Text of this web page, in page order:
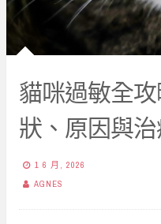
貓咪過敏全
狀、原因與
1 6 月, 2026
AGNES